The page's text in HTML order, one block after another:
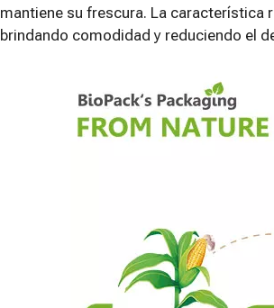
mantiene su frescura. La característica
brindando comodidad y reduciendo el